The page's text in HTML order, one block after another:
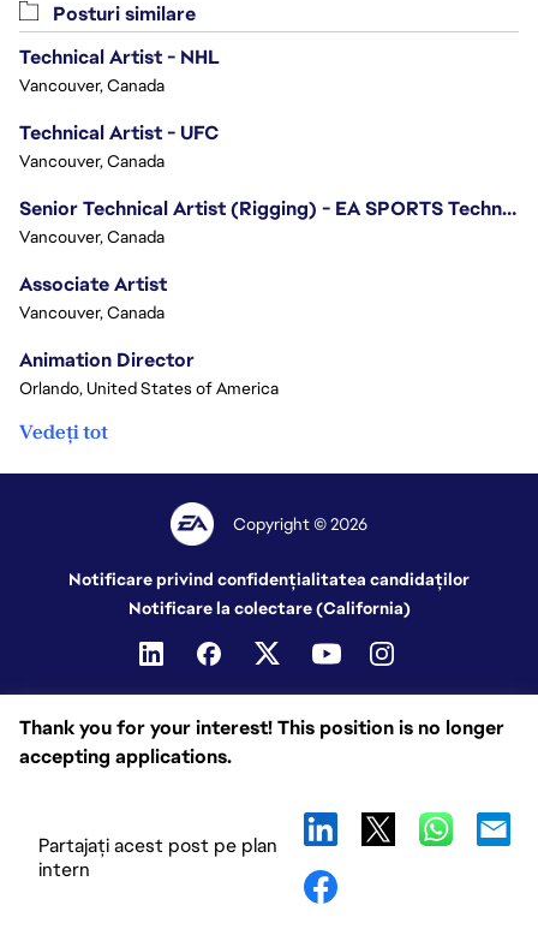
Thank you for your interest! This position is no longer
accepting applications.
Partajați acest post pe plan
intern
Posturi similare
Technical Artist - NHL
Vancouver, Canada
Technical Artist - UFC
Vancouver, Canada
Senior Technical Artist (Rigging) - EA SPORTS Technology
Vancouver, Canada
Associate Artist
Vancouver, Canada
Animation Director
Orlando, United States of America
Vedeți tot
Copyright © 2026
Notificare privind confidențialitatea candidaților
Notificare la colectare (California)